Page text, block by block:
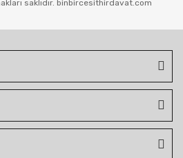
saklıdır. binbircesithirdavat.com